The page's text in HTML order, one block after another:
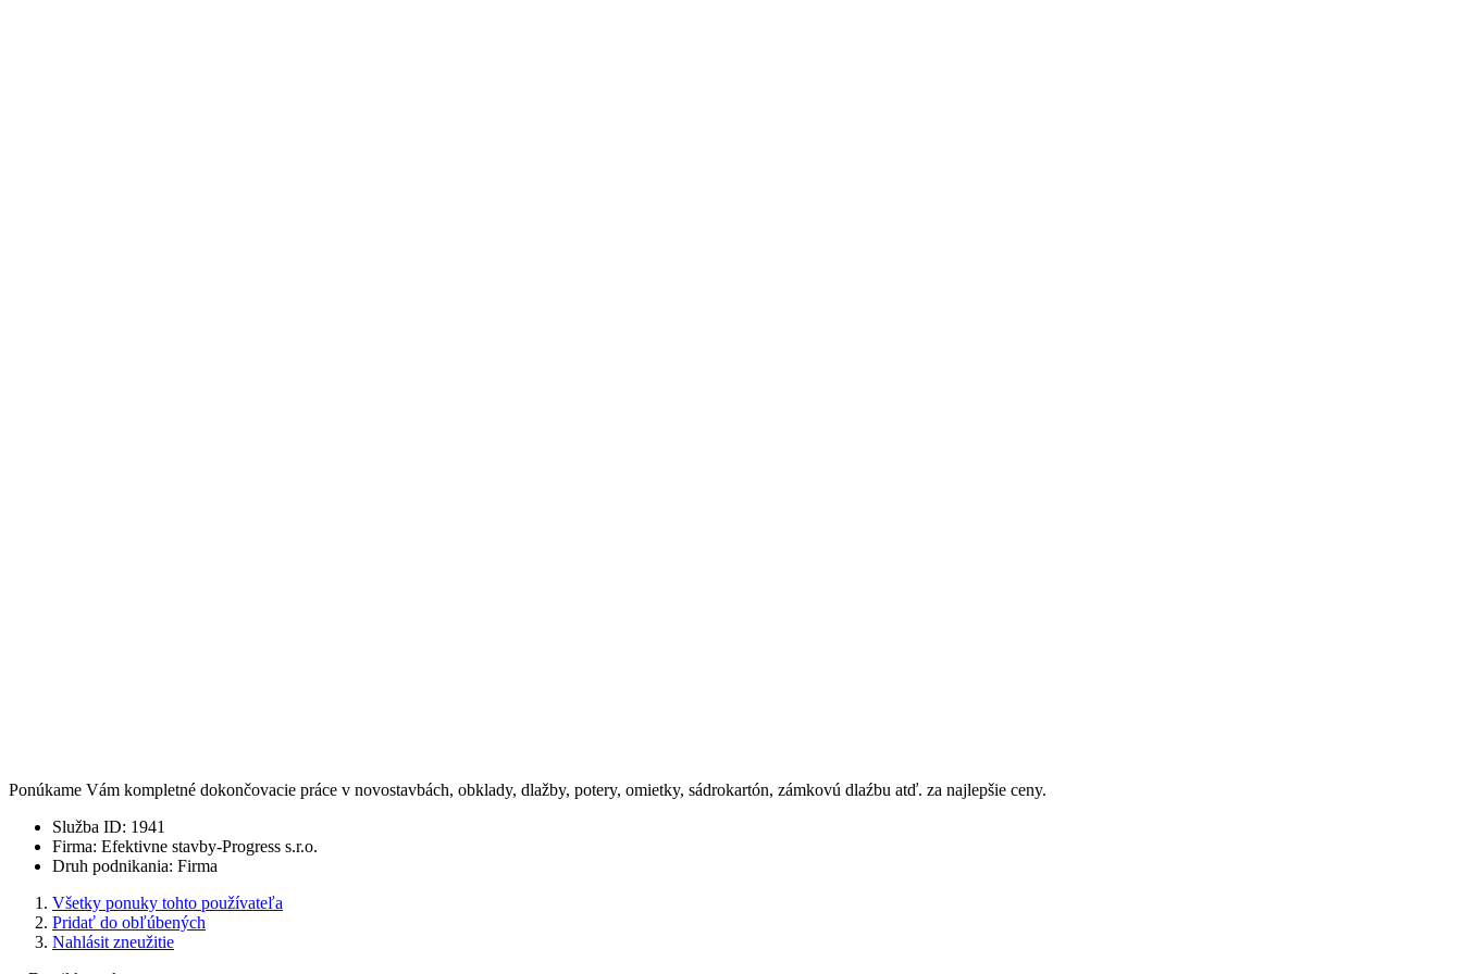
Ponúkame Vám kompletné dokončovacie práce v novostavbách, obklady, dlažby, potery, omietky, sádrokartón, zámkovú dlaźbu atď. za najlepšie ceny.
Služba ID: 1941
Firma: Efektivne stavby-Progress s.r.o.
Druh podnikania: Firma
Všetky ponuky tohto používateľa
Pridať do obľúbených
Nahlásit zneužitie